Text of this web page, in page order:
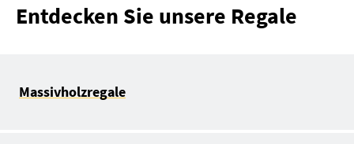
Entdecken Sie unsere Regale
Massivholzregale